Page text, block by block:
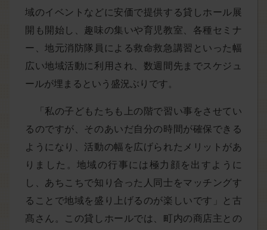
域のイベントなどに安価で提供する貸しホール展
開も開始し、趣味の集いや育児教室、各種セミナ
ー、地元消防隊員による救命救急講習といった幅
広い地域活動に利用され、数週間先までスケジュ
ールが埋まるという盛況ぶりです。
「私の子どもたちも上の階で習い事をさせてい
るのですが、そのあいだ自分の時間が確保できる
ようになり、活動の幅を広げられたメリットがあ
りました。地域の行事には極力顔を出すように
し、あちこちで知り合った人同士をマッチングす
ることで地域を盛り上げるのが楽しいです」と古
髙さん。この貸しホールでは、町内の商店主との